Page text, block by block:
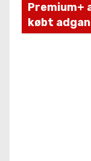
Premium+
købt